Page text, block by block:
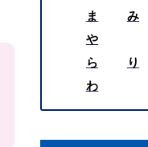
ま み
や
ら
り
わ